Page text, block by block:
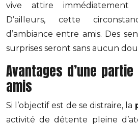
vive attire immédiatement
D’ailleurs, cette
d’ambiance entre amis. Des
surprises seront sans aucun
Avantages d’une
amis
Si l’objectif est de se distraire, la
activité de détente pleine